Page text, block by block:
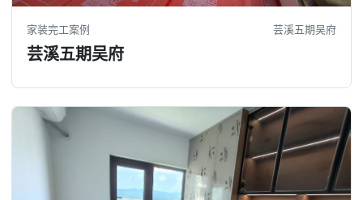
家装完工案例 芸溪五期吴府
芸溪五期吴府